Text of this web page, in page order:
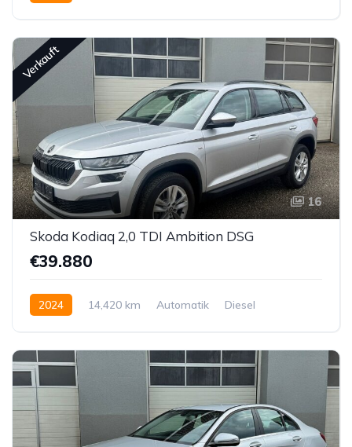
Verkauft
16
Skoda Kodiaq 2,0 TDI Ambition DSG
€39.880
2024 14,420 km Automatik
Diesel